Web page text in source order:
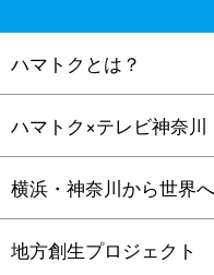
ハマトクとは？
ハマトク×テレビ神奈
横浜・神奈川から世界へ
地方創生プロジェクト